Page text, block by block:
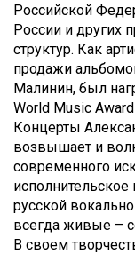
Российской
России и других
структур. Как
продажи
Малинин, был
World Music
Концерты
возвышает и
современного
русской
всегда живые –
В своем